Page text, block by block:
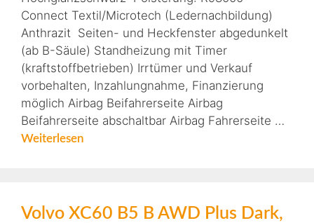
Connect Textil/Microtech (Ledernachbildung)
Anthrazit Seiten- und Heckfenster abgedunkelt
(ab B-Säule) Standheizung mit Timer
(kraftstoffbetrieben) Irrtümer und Verkauf
vorbehalten, Inzahlungnahme, Finanzierung
möglich Airbag Beifahrerseite Airbag
Beifahrerseite abschaltbar Airbag Fahrerseite …
Weiterlesen
Volvo XC60 B5 B AWD Plus Dark,